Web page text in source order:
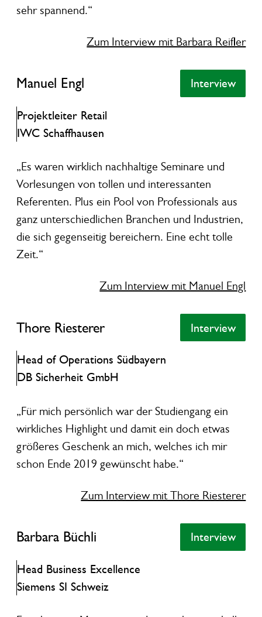
sehr spannend.“
Zum Interview mit Barbara Reifler
Manuel Engl Interview
Interview
Projektleiter Retail
IWC Schaffhausen
„Es waren wirklich nachhaltige Seminare und
Vorlesungen von tollen und interessanten
Referenten. Plus ein Pool von Professionals aus
ganz unterschiedlichen Branchen und Industrien,
die sich gegenseitig bereichern. Eine echt tolle
Zeit.“
Zum Interview mit Manuel Engl
Thore Riesterer Interview
Interview
Head of Operations Südbayern
DB Sicherheit GmbH
„Für mich persönlich war der Studiengang ein
wirkliches Highlight und damit ein doch etwas
größeres Geschenk an mich, welches ich mir
schon Ende 2019 gewünscht habe.“
Zum Interview mit Thore Riesterer
Barbara Büchli Interview
Interview
Head Business Excellence
Siemens SI Schweiz